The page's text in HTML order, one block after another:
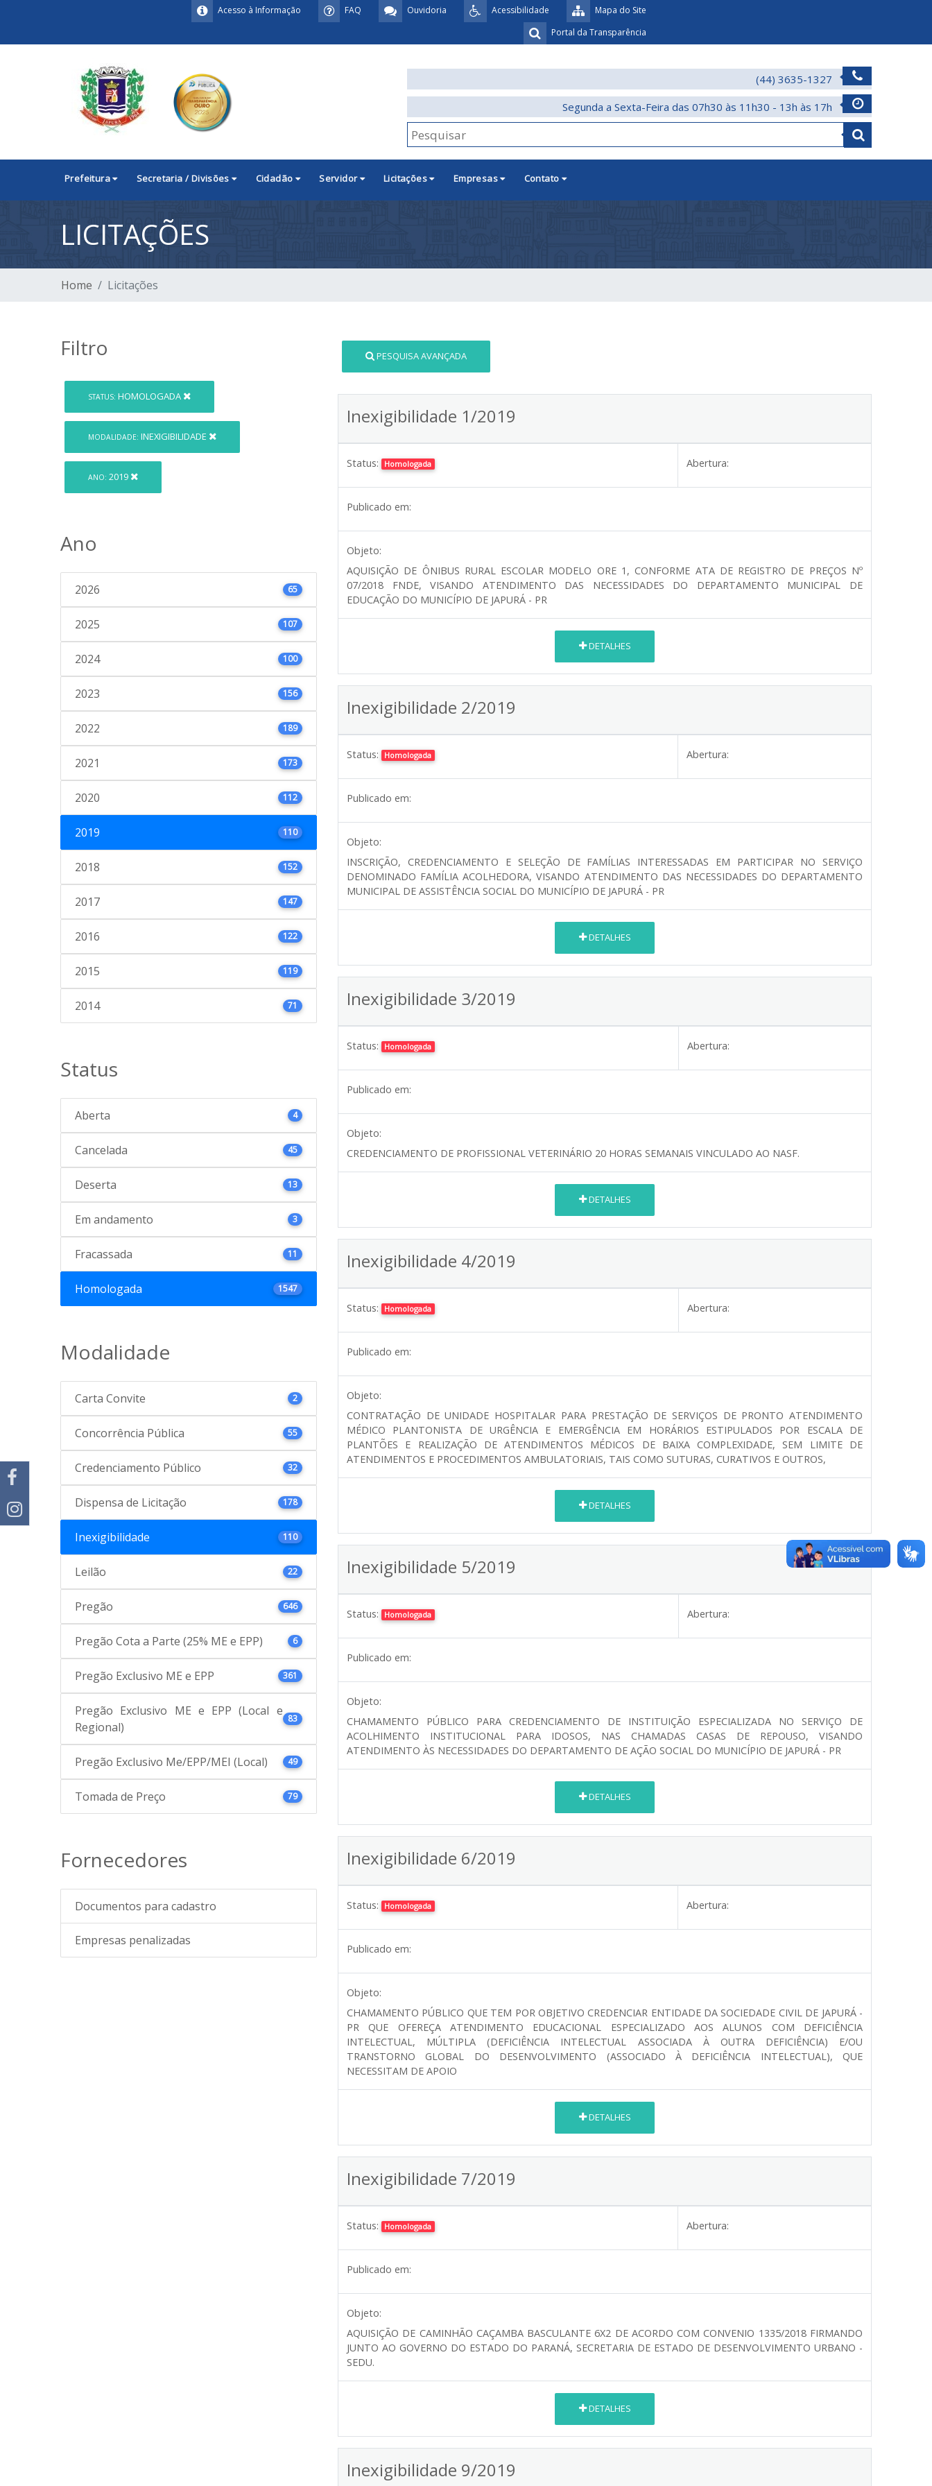
Mapa do Site
Acessibilidade
Ouvidoria
FAQ
Acesso à Informação
Portal da Transparência
(44) 3635-1327
Segunda a Sexta-Feira das 07h30 às 11h30 - 13h às 17h
Prefeitura Secretaria / Divisões Cidadão Servidor Licitações Empresas Contato
LICITAÇÕES
Home Licitações
Filtro
STATUS: HOMOLOGADA
MODALIDADE: INEXIGIBILIDADE
ANO: 2019
Ano
2026 65
2025 107
2024 100
2023 156
2022 189
2021 173
2020 112
2019 110
2018 152
2017 147
2016 122
2015 119
2014 71
Status
Aberta 4
Cancelada 45
Deserta 13
Em andamento 3
Fracassada 11
Homologada 1547
Modalidade
Carta Convite 2
Concorrência Pública 55
Credenciamento Público 32
Dispensa de Licitação 178
Inexigibilidade 110
Leilão 22
Pregão 646
Pregão Cota a Parte (25% ME e EPP) 6
Pregão Exclusivo ME e EPP 361
Pregão Exclusivo ME e EPP (Local e
Regional)
83
Pregão Exclusivo Me/EPP/MEI (Local) 49
Tomada de Preço 79
Fornecedores
Documentos para cadastro
Empresas penalizadas
PESQUISA AVANÇADA
Inexigibilidade 1/2019
Status: Homologada Abertura:
Publicado em:
Objeto:
AQUISIÇÃO DE ÔNIBUS RURAL ESCOLAR MODELO ORE 1, CONFORME ATA DE REGISTRO DE PREÇOS Nº
07/2018 FNDE, VISANDO ATENDIMENTO DAS NECESSIDADES DO DEPARTAMENTO MUNICIPAL DE
EDUCAÇÃO DO MUNICÍPIO DE JAPURÁ - PR
DETALHES
Inexigibilidade 2/2019
Status: Homologada Abertura:
Publicado em:
Objeto:
INSCRIÇÃO, CREDENCIAMENTO E SELEÇÃO DE FAMÍLIAS INTERESSADAS EM PARTICIPAR NO SERVIÇO
DENOMINADO FAMÍLIA ACOLHEDORA, VISANDO ATENDIMENTO DAS NECESSIDADES DO DEPARTAMENTO
MUNICIPAL DE ASSISTÊNCIA SOCIAL DO MUNICÍPIO DE JAPURÁ - PR
DETALHES
Inexigibilidade 3/2019
Status: Homologada Abertura:
Publicado em:
Objeto:
CREDENCIAMENTO DE PROFISSIONAL VETERINÁRIO 20 HORAS SEMANAIS VINCULADO AO NASF.
DETALHES
Inexigibilidade 4/2019
Status: Homologada Abertura:
Publicado em:
Objeto:
CONTRATAÇÃO DE UNIDADE HOSPITALAR PARA PRESTAÇÃO DE SERVIÇOS DE PRONTO ATENDIMENTO
MÉDICO PLANTONISTA DE URGÊNCIA E EMERGÊNCIA EM HORÁRIOS ESTIPULADOS POR ESCALA DE
PLANTÕES E REALIZAÇÃO DE ATENDIMENTOS MÉDICOS DE BAIXA COMPLEXIDADE, SEM LIMITE DE
ATENDIMENTOS E PROCEDIMENTOS AMBULATORIAIS, TAIS COMO SUTURAS, CURATIVOS E OUTROS,
DETALHES
Inexigibilidade 5/2019
Status: Homologada Abertura:
Publicado em:
Objeto:
CHAMAMENTO PÚBLICO PARA CREDENCIAMENTO DE INSTITUIÇÃO ESPECIALIZADA NO SERVIÇO DE
ACOLHIMENTO INSTITUCIONAL PARA IDOSOS, NAS CHAMADAS CASAS DE REPOUSO, VISANDO
ATENDIMENTO ÀS NECESSIDADES DO DEPARTAMENTO DE AÇÃO SOCIAL DO MUNICÍPIO DE JAPURÁ - PR
DETALHES
Inexigibilidade 6/2019
Status: Homologada Abertura:
Publicado em:
Objeto:
CHAMAMENTO PÚBLICO QUE TEM POR OBJETIVO CREDENCIAR ENTIDADE DA SOCIEDADE CIVIL DE JAPURÁ -
PR QUE OFEREÇA ATENDIMENTO EDUCACIONAL ESPECIALIZADO AOS ALUNOS COM DEFICIÊNCIA
INTELECTUAL, MÚLTIPLA (DEFICIÊNCIA INTELECTUAL ASSOCIADA À OUTRA DEFICIÊNCIA) E/OU
TRANSTORNO GLOBAL DO DESENVOLVIMENTO (ASSOCIADO À DEFICIÊNCIA INTELECTUAL), QUE
NECESSITAM DE APOIO
DETALHES
Inexigibilidade 7/2019
Status: Homologada Abertura:
Publicado em:
Objeto:
AQUISIÇÃO DE CAMINHÃO CAÇAMBA BASCULANTE 6X2 DE ACORDO COM CONVENIO 1335/2018 FIRMANDO
JUNTO AO GOVERNO DO ESTADO DO PARANÁ, SECRETARIA DE ESTADO DE DESENVOLVIMENTO URBANO -
SEDU.
DETALHES
Inexigibilidade 9/2019